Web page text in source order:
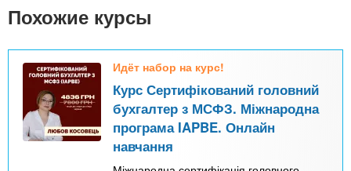
n
t
s
х
MBA
Онлайн курсы
За рубежом
Похожие курсы
Идёт набор на курс!
Курс Сертифікований головний
бухгалтер з МСФЗ. Міжнародна
програма IAPBE. Онлайн
навчання